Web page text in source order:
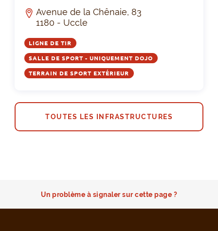
Avenue de la Chênaie, 83
1180 - Uccle
LIGNE DE TIR
SALLE DE SPORT - UNIQUEMENT DOJO
TERRAIN DE SPORT EXTÉRIEUR
TOUTES LES INFRASTRUCTURES
Un problème à signaler sur cette page ?